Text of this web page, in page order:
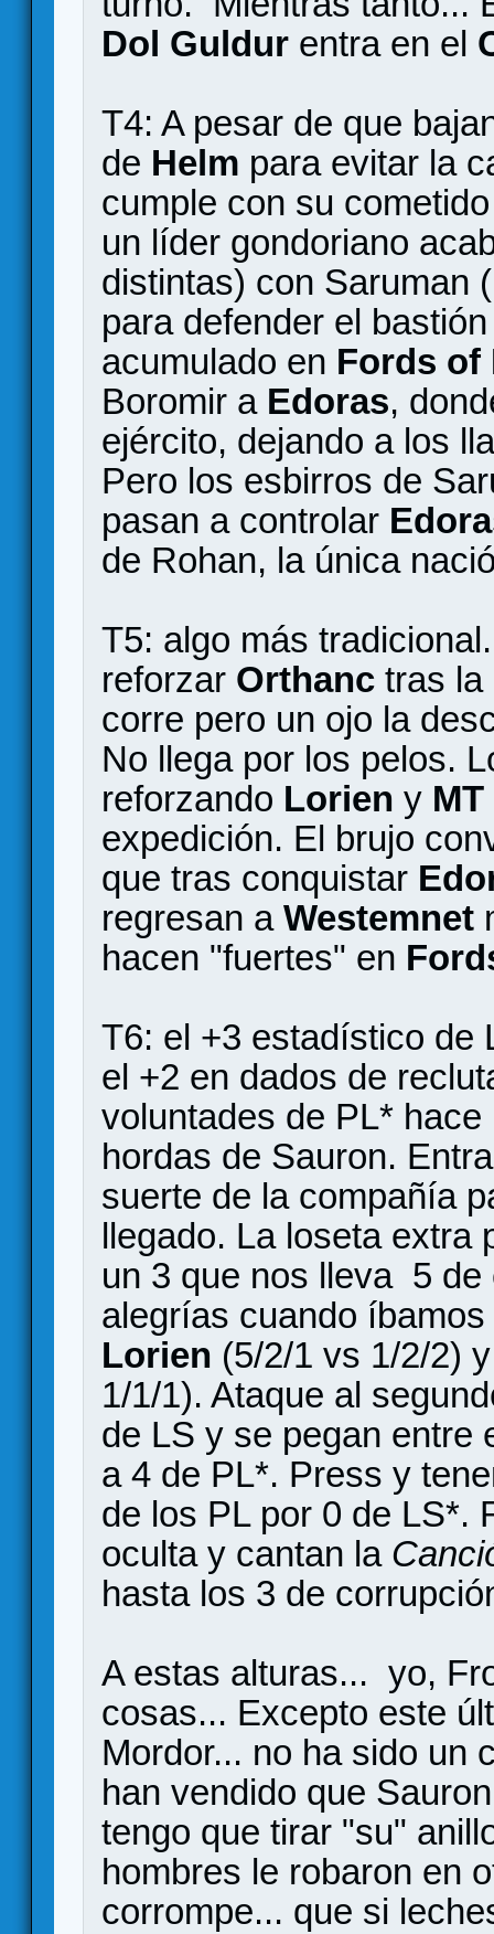
Dol Guldur entra en el
T4: A pesar de que
de Helm para evitar la
cumple con su
un líder gondoriano
distintas) con Saruman
para defender el
acumulado en Fords of
Boromir a Edoras,
ejército, dejando a los
Pero los esbirros de
pasan a controlar
de Rohan, la única
T5: algo más
reforzar Orthanc tras
corre pero un ojo la
No llega por los pelos.
reforzando Lorien y MT
expedición. El brujo
que tras conquistar
regresan a Westemnet
hacen "fuertes" en
T6: el +3 estadístico de
el +2 en dados de
voluntades de PL*
hordas de Sauron.
suerte de la compañía
llegado. La loseta
un 3 que nos lleva 5 de
alegrías cuando
Lorien (5/2/1 vs 1/2/2)
1/1/1). Ataque al
de LS y se pegan entre
a 4 de PL*. Press y
de los PL por 0 de LS*.
oculta y cantan la
hasta los 3 de
A estas alturas... yo,
cosas... Excepto este
Mordor... no ha sido un
han vendido que
tengo que tirar "su"
hombres le robaron en
corrompe... que si